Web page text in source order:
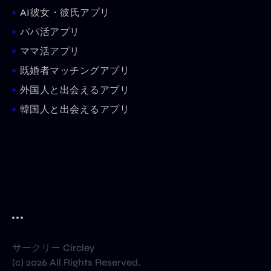
AI彼女・彼氏アプリ
パパ活アプリ
ママ活アプリ
既婚者マッチングアプリ
外国人と出会えるアプリ
韓国人と出会えるアプリ
サークリー Circley
(c) 2026 All Rights Reserved.